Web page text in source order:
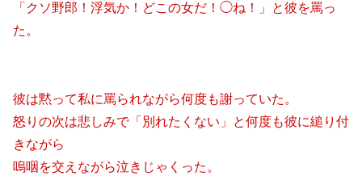
「クソ野郎！浮気か！どこの女だ！◯ね！」と彼を罵っ
た。
彼は黙って私に罵られながら何度も謝っていた。
怒りの次は悲しみで「別れたくない」と何度も彼に縋り付
きながら
嗚咽を交えながら泣きじゃくった。